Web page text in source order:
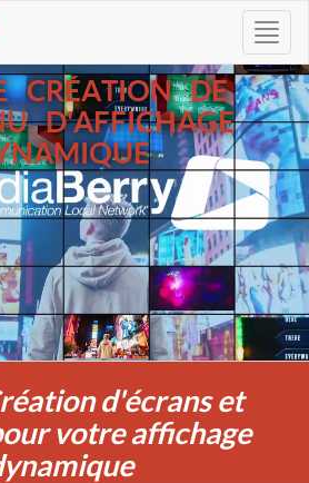
CRÉATION DE
D'AFFICHAGE
d'écrans et
votre affichage